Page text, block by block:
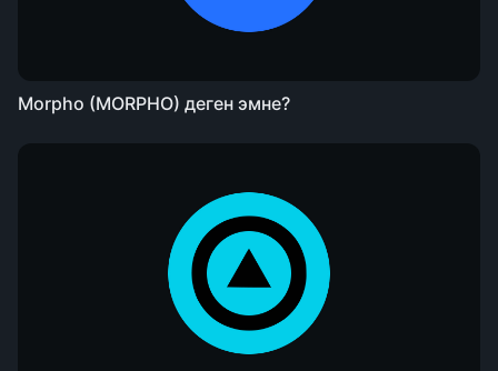
Morpho (MORPHO) деген эмне?